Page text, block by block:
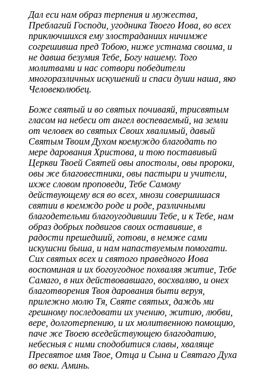
Дал еси нам образ терпения и мужества,
Преблагий Господи, угодника Твоего Иова, во всех
приключшихся ему злостраданиих ничимже
согрешивша пред Тобою, ниже устнама своима, и
не давша безумия Тебе, Богу нашему. Того
молитвами и нас сотвори победители
многоразличных искушений и спаси души наша, яко
Человеколюбец.
Боже святый и во святых почиваяй, трисвятым
гласом на небеси от ангел воспеваемый, на земли
от человек во святых Своих хвалимый, давый
Святым Твоим Духом коемуждо благодать по
мере дарования Христова, и тою поставивый
Церкви Твоей Святей овы апостолы, овы пророки,
овы же благовестники, овы пастыри и учители,
ихже словом проповеди, Тебе Самому
действующему вся во всех, мнози совершишася
святии в коемждо роде и роде, различными
благодетельми благоугодившии Тебе, и к Тебе, нам
образ добрых подвигов своих оставивше, в
радости прешедший, готови, в немже сами
искушсни быша, и нам напаствуемым помогати.
Сих святых всех и святого праведного Иова
воспоминая и их богоугодное похваляя житие, Тебе
Самаго, в них действовавшаго, восхваляю, и онех
благотворения Твоя дарования быти веруя,
прилежно молю Тя, Святе святых, даждь ми
грешному последовати их учению, житию, любви,
вере, долготерпению, и их молитвенною помощию,
паче же Твоею вседействующею благодатию,
небесныя с ними сподобитися славы, хваляще
Пресвятое имя Твое, Отца и Сына и Святаго Духа
во веки. Аминь.